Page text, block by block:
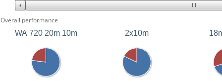
Overall performance
WA 720 20m 10m
2x10m